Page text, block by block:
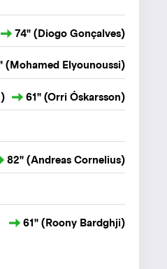
74" (Diogo Gonçalves)
(Mohamed Elyounoussi)
61" (Orri Óskarsson)
82" (Andreas Cornelius)
61" (Roony Bardghji)